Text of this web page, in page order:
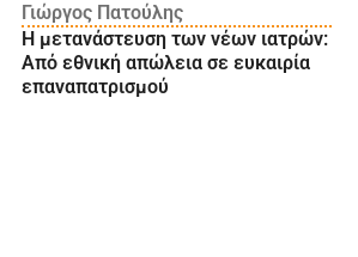
Γιώργος Πατούλης
Η μετανάστευση των νέων ιατρών:
Aπό εθνική απώλεια σε ευκαιρία
επαναπατρισμού